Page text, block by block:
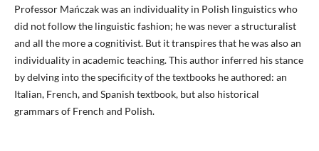
Professor Mańczak was an individuality in Polish linguistics who
did not follow the linguistic fashion; he was never a structuralist
and all the more a cognitivist. But it transpires that he was also an
individuality in academic teaching. This author inferred his stance
by delving into the specificity of the textbooks he authored: an
Italian, French, and Spanish textbook, but also historical
grammars of French and Polish.